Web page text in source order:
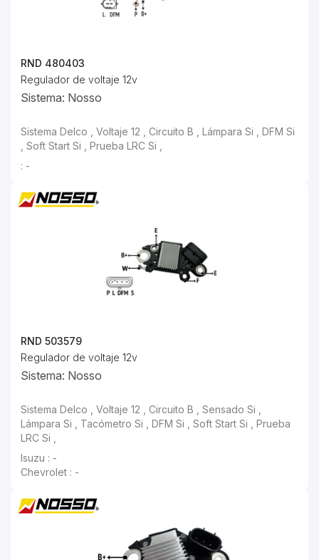
RND 480403
Regulador de voltaje 12v
Sistema: Nosso
: -
RND 503579
Regulador de voltaje 12v
Sistema: Nosso
Isuzu : -
Chevrolet : -